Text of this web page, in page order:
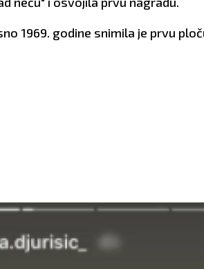
1969. godine snimila je prvu